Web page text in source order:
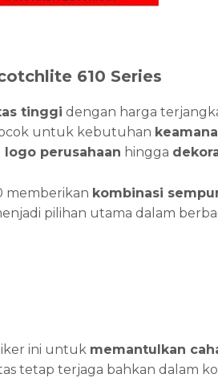
610 Series
tinggi dengan harga
untuk kebutuhan
perusahaan hingga
memberikan kombinasi
pilihan utama dalam
ini untuk memantulkan
tetap terjaga bahkan dalam